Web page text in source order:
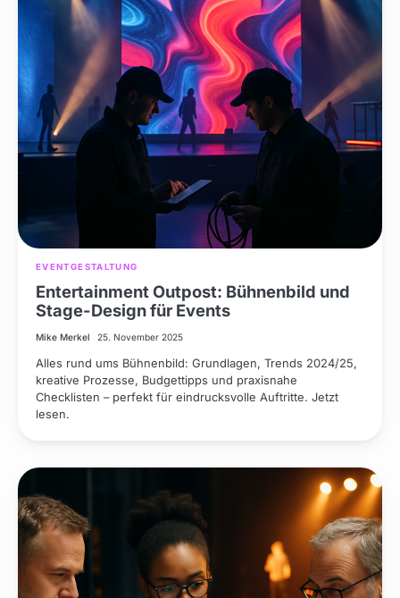
EVENTGESTALTUNG
Entertainment Outpost: Bühnenbild und
Stage-Design für Events
Mike Merkel 25. November 2025
Alles rund ums Bühnenbild: Grundlagen, Trends 2024/25,
kreative Prozesse, Budgettipps und praxisnahe
Checklisten – perfekt für eindrucksvolle Auftritte. Jetzt
lesen.